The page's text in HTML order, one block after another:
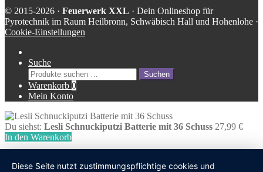
© 2015-2026 · Feuerwerk XXL · Dein Onlineshop für
Pyrotechnik im Raum Heilbronn, Schwäbisch Hall und Hohenlohe ·
Cookie-Einstellungen
Suche
Suche
nach:
Suchen
Warenkorb 0
Mein Konto
Du siehst: Lesli Schnuckiputzi Batterie mit 36 Schuss 27,99 €
In den Warenkorb
Diese Seite nutzt zustimmungspflichtige cookies und
undefined